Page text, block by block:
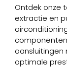
Ontdek onze
extractie en
aansluitingen
optimale